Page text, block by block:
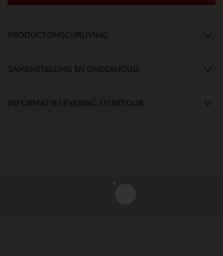
PRODUCTOMSCHRIJVING
SAMENSTELLING EN ONDERHOUD
INFORMATIE LEVERING EN RETOUR